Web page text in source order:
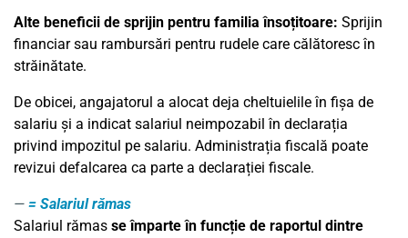
Alte beneficii de sprijin pentru familia însoțitoare: Sprijin
financiar sau rambursări pentru rudele care călătoresc în
străinătate.
De obicei, angajatorul a alocat deja cheltuielile în fișa de
salariu și a indicat salariul neimpozabil în declarația
privind impozitul pe salariu. Administrația fiscală poate
revizui defalcarea ca parte a declarației fiscale.
= Salariul rămas
Salariul rămas se împarte în funcție de raportul dintre